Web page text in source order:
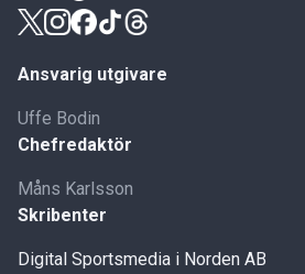
Ansvarig utgivare
Uffe Bodin
Chefredaktör
Måns Karlsson
Skribenter
Digital Sportsmedia i Norden AB